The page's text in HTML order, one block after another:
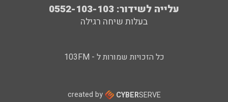
עלייה לשידור: 0552-103-103
בעלות שיחה רגילה
כל הזכויות שמורות ל - 103FM
created by CYBERSERVE